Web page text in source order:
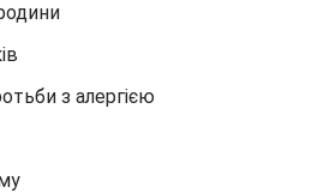
з алергією